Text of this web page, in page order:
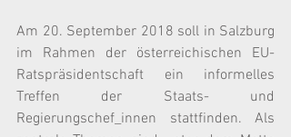
Am 20. September 2018 soll in Salzburg
im Rahmen der österreichischen EU-
Ratspräsidentschaft ein informelles
Treffen der Staats- und
Regierungschef_innen stattfinden. Als